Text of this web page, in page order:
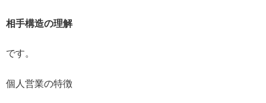
相手構造の理解
です。
個人営業の特徴